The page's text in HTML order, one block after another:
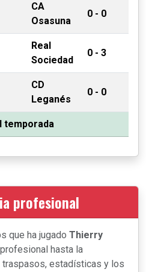
CA
Osasuna
0 - 0
Real
Sociedad
0 - 3
CD
Leganés
0 - 0
temporada
profesional
que ha jugado Thierry
hasta la
traspasos, estadísticas y los